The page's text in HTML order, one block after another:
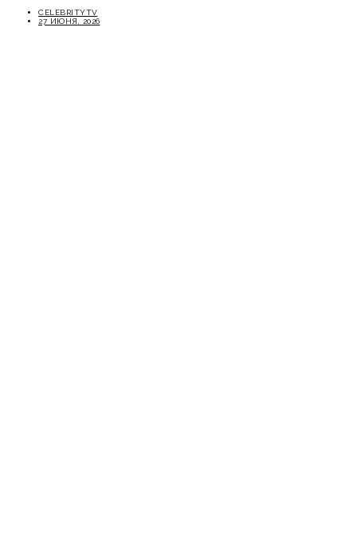
CELEBRITYTV
27 ИЮНЯ, 2026